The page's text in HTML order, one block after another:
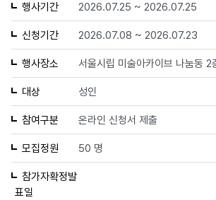
행사기간 2026.07.25 ~ 2026.07.25
신청기간 2026.07.08 ~ 2026.07.23
행사장소 서울시립 미술아카이브 나눔동 2
대상 성인
참여구분 온라인 신청서 제출
모집정원 50 명
참가자확정발
표일